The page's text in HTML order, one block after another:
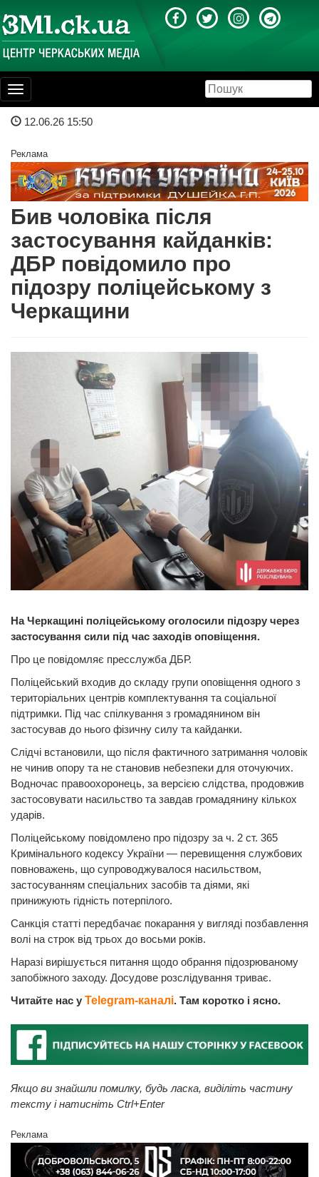
Toggle
navigation
12.06.26 15:50
Реклама
Бив чоловіка після
застосування кайданків:
ДБР повідомило про
підозру поліцейському з
Черкащини
На Черкащині поліцейському оголосили підозру через
застосування сили під час заходів оповіщення.
Про це повідомляє пресслужба ДБР.
Поліцейський входив до складу групи оповіщення одного з
територіальних центрів комплектування та соціальної
підтримки. Під час спілкування з громадянином він
застосував до нього фізичну силу та кайданки.
Слідчі встановили, що після фактичного затримання чоловік
не чинив опору та не становив небезпеки для оточуючих.
Водночас правоохоронець, за версією слідства, продовжив
застосовувати насильство та завдав громадянину кількох
ударів.
Поліцейському повідомлено про підозру за ч. 2 ст. 365
Кримінального кодексу України — перевищення службових
повноважень, що супроводжувалося насильством,
застосуванням спеціальних засобів та діями, які
принижують гідність потерпілого.
Санкція статті передбачає покарання у вигляді позбавлення
волі на строк від трьох до восьми років.
Наразі вирішується питання щодо обрання підозрюваному
запобіжного заходу. Досудове розслідування триває.
Читайте нас у Telegram-каналі. Там коротко і ясно.
Якщо ви знайшли помилку, будь ласка, виділіть частину
тексту і натисніть Ctrl+Enter
Реклама